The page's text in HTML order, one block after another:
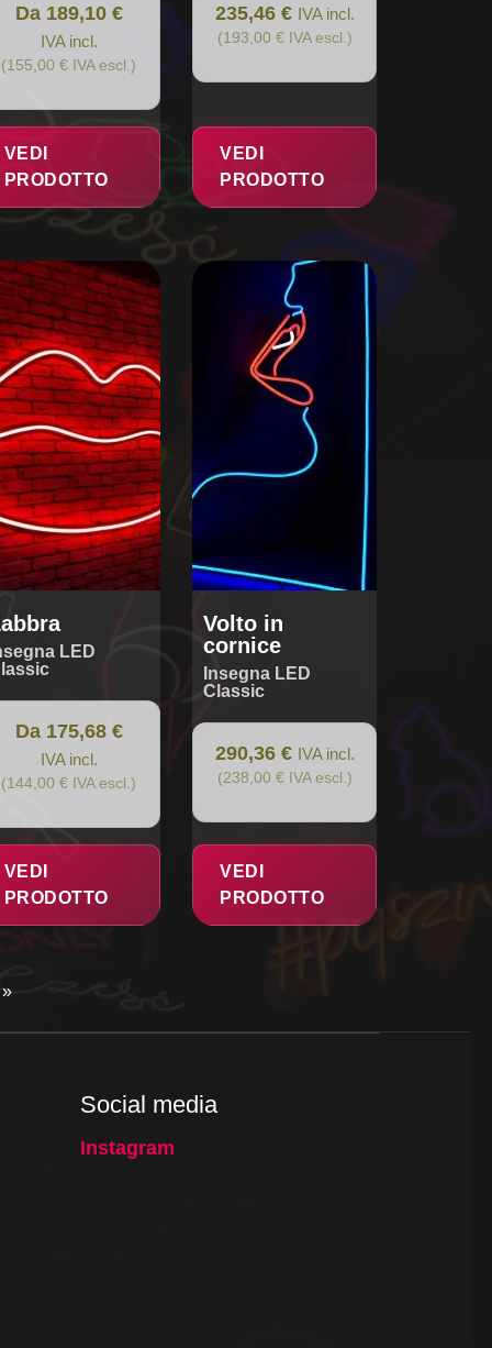
Da 189,10 €
IVA incl.
(155,00 € IVA escl.)
VEDI
PRODOTTO
235,46 € IVA incl.
(193,00 € IVA escl.)
VEDI
PRODOTTO
LED
Da 175,68 €
IVA incl.
(144,00 € IVA escl.)
VEDI
PRODOTTO
Volto in
cornice
Insegna LED
Classic
290,36 € IVA incl.
(238,00 € IVA escl.)
VEDI
PRODOTTO
»
Social media
Instagram